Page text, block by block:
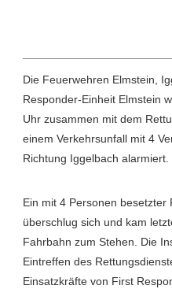
Die Feuerwehren Elmstein,
Responder-Einheit Elmstein
Uhr zusammen mit dem
einem Verkehrsunfall mit 4
Richtung Iggelbach alarmiert.
Ein mit 4 Personen besetzter
überschlug sich und kam
Fahrbahn zum Stehen. Die
Eintreffen des
Einsatzkräfte von First